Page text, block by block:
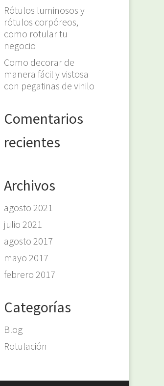
Rótulos luminosos y
rótulos corpóreos,
como rotular tu
negocio
Como decorar de
manera fácil y vistosa
con pegatinas de vinilo
Comentarios
recientes
Archivos
agosto 2021
julio 2021
agosto 2017
mayo 2017
febrero 2017
Categorías
Blog
Rotulación